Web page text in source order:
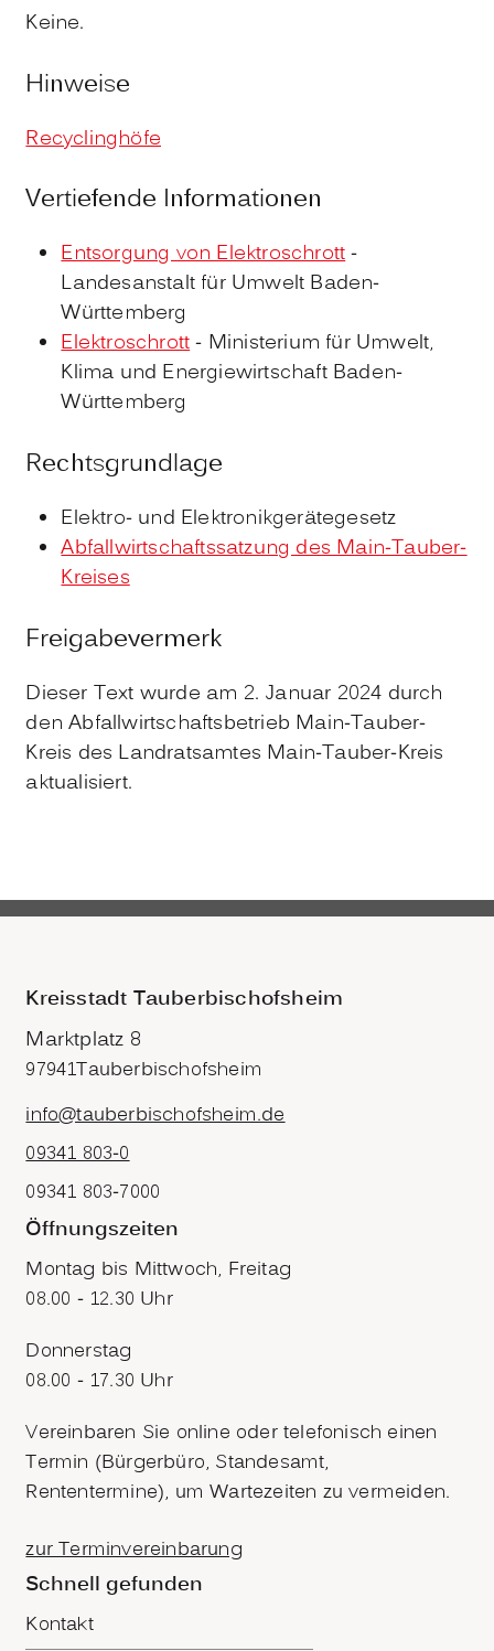
Keine.
Hinweise
Recyclinghöfe
Vertiefende Informationen
Entsorgung von Elektroschrott-
Landesanstalt für Umwelt Baden-
Württemberg
Elektroschrott- Ministerium für Umwelt,
Klima und Energiewirtschaft Baden-
Württemberg
Rechtsgrundlage
Elektro- und Elektronikgerätegesetz
Abfallwirtschaftssatzung des Main-Tauber-
Kreises
Freigabevermerk
Dieser Text wurde am 2. Januar 2024 durch
den Abfallwirtschaftsbetrieb Main-Tauber-
Kreis des Landratsamtes Main-Tauber-Kreis
aktualisiert.
Kreisstadt Tauberbischofsheim
Marktplatz 8
97941Tauberbischofsheim
info@tauberbischofsheim.de
09341 803-0
09341 803-7000
Öffnungszeiten
Montag bis Mittwoch, Freitag
08.00 - 12.30 Uhr
Donnerstag
08.00 - 17.30 Uhr
Vereinbaren Sie online oder telefonisch einen
Termin (Bürgerbüro, Standesamt,
Rententermine), um Wartezeiten zu vermeiden.
zur Terminvereinbarung
Schnell gefunden
Kontakt